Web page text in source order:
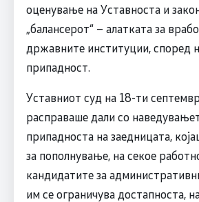
оценување на Уставноста и
„балансерот“ – алатката за
државните институции, според
припадност.
Уставниот суд на 18-ти
расправаше дали со
припадноста на заедницата,
за пополнување, на секое
кандидатите за
им се ограничува достапноста,